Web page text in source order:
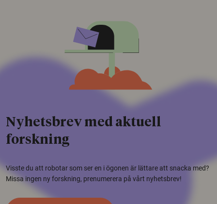
Nyhetsbrev med aktuell
forskning
Visste du att robotar som ser en i ögonen är lättare att snacka med?
Missa ingen ny forskning, prenumerera på vårt nyhetsbrev!